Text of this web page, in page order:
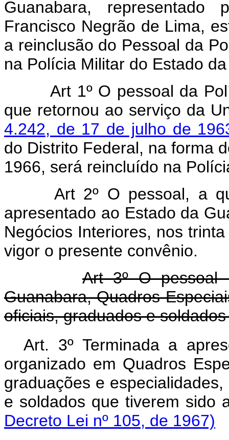
Guanabara, representado
Francisco Negrão de Lima,
a reinclusão do Pessoal da
na Polícia Militar do Estado
Art 1º O pessoal da
que retornou ao serviço da
4.242, de 17 de julho de
do Distrito Federal, na forma
1966, será reincluído na
Art 2º O pessoal, a
apresentado ao Estado da
Negócios Interiores, nos
vigor o presente convênio.
Art 3º O pessoal
Guanabara, Quadros
oficiais, graduados e
Art. 3º Terminada a
organizado em Quadros
graduações e
e soldados que tiverem
Decreto Lei nº 105, de 1967)